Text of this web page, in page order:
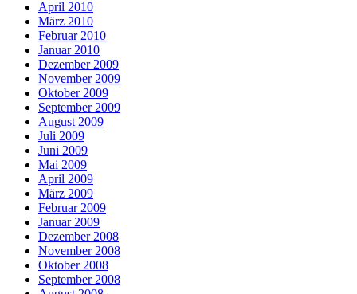
April 2010
März 2010
Februar 2010
Januar 2010
Dezember 2009
November 2009
Oktober 2009
September 2009
August 2009
Juli 2009
Juni 2009
Mai 2009
April 2009
März 2009
Februar 2009
Januar 2009
Dezember 2008
November 2008
Oktober 2008
September 2008